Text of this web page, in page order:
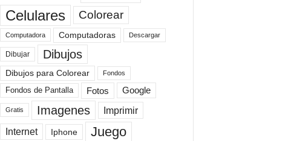
Celulares Colorear
Computadora Computadoras Descargar
Dibujar Dibujos
Dibujos para Colorear Fondos
Fondos de Pantalla Fotos Google
Gratis Imagenes Imprimir
Internet Iphone Juego